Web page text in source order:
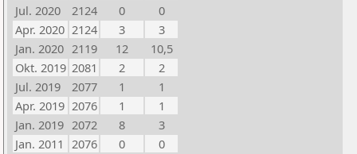
Jul. 2020
2124 0
0
Apr. 2020 2124 3
3
Jan. 2020 2119 12
10,5
Okt. 2019 2081 2
2
Jul. 2019
2077 1
1
Apr. 2019 2076 1
1
Jan. 2019 2072 8
3
Jan. 2011 2076 0
0